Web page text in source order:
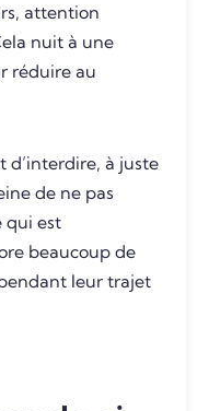
attention
nuit à une
réduire au
d’interdire, à juste
de ne pas
qui est
beaucoup de
leur trajet